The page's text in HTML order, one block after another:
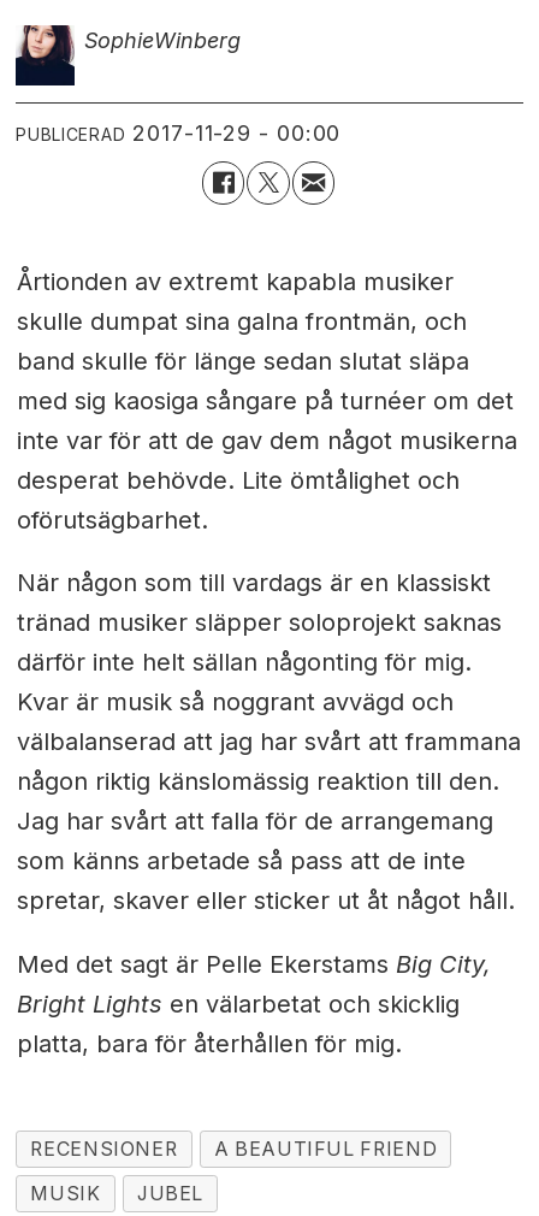
SophieWinberg
PUBLICERAD 2017-11-29 - 00:00
Årtionden av extremt kapabla musiker
skulle dumpat sina galna frontmän, och
band skulle för länge sedan slutat släpa
med sig kaosiga sångare på turnéer om det
inte var för att de gav dem något musikerna
desperat behövde. Lite ömtålighet och
oförutsägbarhet.
När någon som till vardags är en klassiskt
tränad musiker släpper soloprojekt saknas
därför inte helt sällan någonting för mig.
Kvar är musik så noggrant avvägd och
välbalanserad att jag har svårt att frammana
någon riktig känslomässig reaktion till den.
Jag har svårt att falla för de arrangemang
som känns arbetade så pass att de inte
spretar, skaver eller sticker ut åt något håll.
Med det sagt är Pelle Ekerstams Big City,
Bright Lights en välarbetat och skicklig
platta, bara för återhållen för mig.
RECENSIONER
A BEAUTIFUL FRIEND
MUSIK
JUBEL